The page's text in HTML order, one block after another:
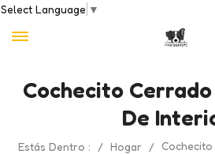
Select Language ▼
Cochecito
De
Estás Dentro : / Hogar /